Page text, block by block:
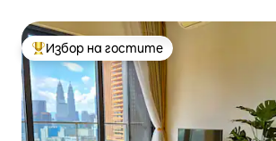
Най-популярен избор на гостите
Избор на гостите